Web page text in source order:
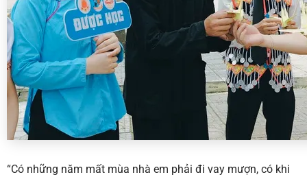
“Có những năm mất mùa nhà em phải đi vay mượn, có khi